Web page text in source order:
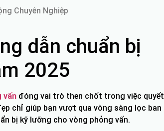
Chuyên Nghiệp
dẫn chuẩn bị
2025
vấn đóng vai trò then chốt trong việc quyết
chỉ giúp bạn vượt qua vòng sàng lọc ban
bị kỹ lưỡng cho vòng phỏng vấn.